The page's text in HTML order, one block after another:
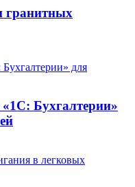
гранитных
Бухгалтерии»